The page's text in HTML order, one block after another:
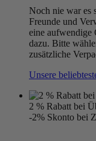
Noch nie war es
Freunde und
eine aufwendige
dazu. Bitte
zusätzliche
Unsere
2 % Rabatt bei
-2% Skonto bei